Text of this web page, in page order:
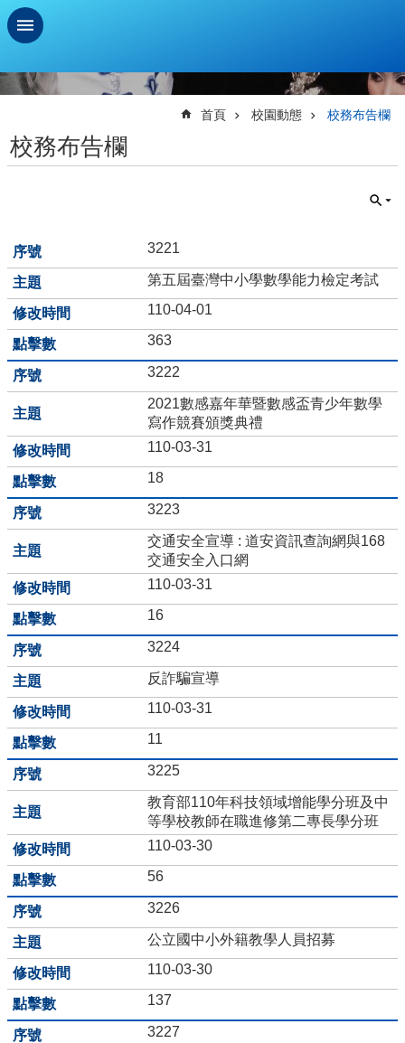
跳到主要內容區塊
階
學
驗
新
生
資
訊
及
總
量
制
辦
法
力
教
育
平
台
正
常
教
學
自
我
檢
核
學
習
扶
助
方
案
科
技
化
評
量
首頁 校園動態 校務布告欄
校務布告欄
3221
第五屆臺灣中小學數學能力檢定考試
110-04-01
363
3222
2021數感嘉年華暨數感盃青少年數學
寫作競賽頒獎典禮
110-03-31
18
3223
交通安全宣導 : 道安資訊查詢網與168
交通安全入口網
110-03-31
16
3224
反詐騙宣導
110-03-31
11
3225
教育部110年科技領域增能學分班及中
等學校教師在職進修第二專長學分班
110-03-30
56
3226
公立國中小外籍教學人員招募
110-03-30
137
3227